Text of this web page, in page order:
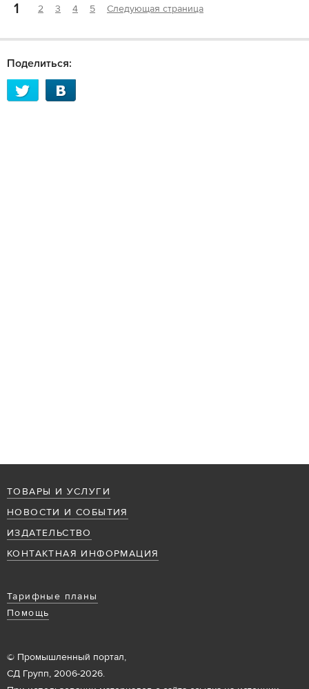
1 2 3 4 5 Следующая страница
Поделиться:
ТОВАРЫ И УСЛУГИ
НОВОСТИ И СОБЫТИЯ
ИЗДАТЕЛЬСТВО
КОНТАКТНАЯ ИНФОРМАЦИЯ
Тарифные планы
Помощь
© Промышленный портал,
СД Групп, 2006-2026.